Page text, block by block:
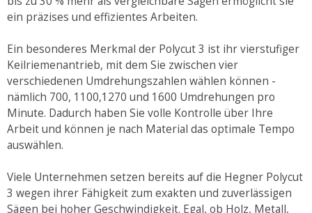
ein präzises und effizientes Arbeiten.
Ein besonderes Merkmal der Polycut 3 ist ihr vierstufiger
Keilriemenantrieb, mit dem Sie zwischen vier
verschiedenen Umdrehungszahlen wählen können -
nämlich 700, 1100,1270 und 1600 Umdrehungen pro
Minute. Dadurch haben Sie volle Kontrolle über Ihre
Arbeit und können je nach Material das optimale Tempo
auswählen.
Viele Unternehmen setzen bereits auf die Hegner Polycut
3 wegen ihrer Fähigkeit zum exakten und zuverlässigen
Sägen bei hoher Geschwindigkeit. Egal, ob Holz, Metall,